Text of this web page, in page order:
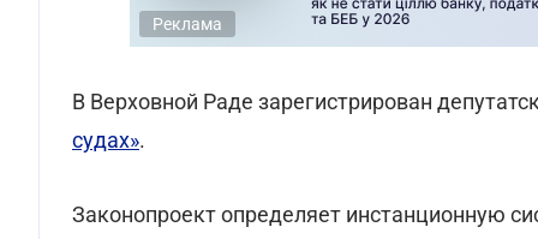
Реклама
В Верховной Раде зарегистрирован
судах».
Законопроект определяет инстанционную